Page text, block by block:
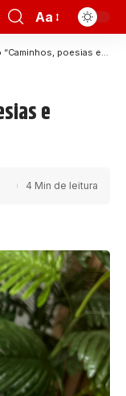
Aa
poesias e liberdade”
e
4 Min de leitura